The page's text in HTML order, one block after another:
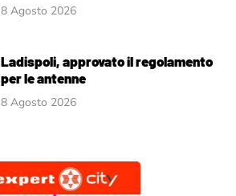
8 Agosto 2026
Ladispoli, approvato il regolamento
per le antenne
8 Agosto 2026